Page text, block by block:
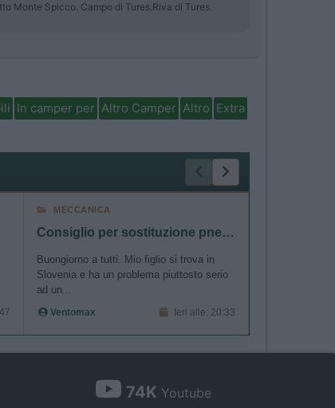
Monte Spicco. Campo di Tures.Riva di Tures.
In camper per Altro Camper Altro Extra
MECCANICA
Consiglio per sostituzione pneumatico in Slovenia
Buongiorno a tutti. Mio figlio si trova in
Slovenia e ha un problema piuttosto serio
ad un...
Ventomax Ieri alle: 20:33
74K Youtube